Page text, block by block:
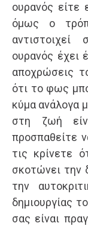
ουρανός είτε
όμως ο
ουρανός έχει
αποχρώσεις
ότι το φως
κύμα ανάλογα
στη ζωή
προσπαθείτε
τις κρίνετε
σκοτώνει την
την
δημιουργίας
σας είναι